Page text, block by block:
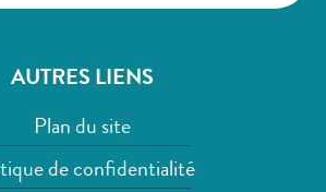
AUTRES LIENS
Plan du site
de confidentialité